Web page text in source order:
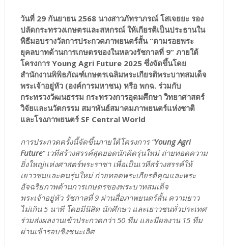
วันที่ 29 กันยายน 2568 นางสาวภัทราภรณ์ โสเจยยะ รอง
ปลัดกระทรวงเกษตรและสหกรณ์ ให้เกียรติเป็นประธานใน
พิธีมอบรางวัลการประกวดภาพยนตร์สั้น “ตามรอยพระ
ยุคลบาทด้านการเกษตรของในหลวงรัชกาลที่ 9” ภายใต้
โครงการ Young Agri Future 2025 ซึ่งจัดขึ้นโดย
สำนักงานพิพิธภัณฑ์เกษตรเฉลิมพระเกียรติพระบาทสมเด็จ
พระเจ้าอยู่หัว (องค์การมหาชน) หรือ พกฉ. ร่วมกับ
กระทรวงวัฒนธรรม กระทรวงการอุดมศึกษา วิทยาศาสตร์
วิจัยและนวัตกรรม สมาพันธ์สมาคมภาพยนตร์แห่งชาติ
และโรงภาพยนตร์ SF Central World
การประกวดครั้งนี้จัดขึ้นภายใต้โครงการ “Young Agri
Future” เวทีสร้างสรรค์สุดยอดนักคิดรุ่นใหม่ ถ่ายทอดความ
ยิ่งใหญ่แห่งศาสตร์พระราชา เพื่อเป็นเวทีสร้างสรรค์ให้
เยาวชนและคนรุ่นใหม่ ถ่ายทอดพระเกียรติคุณและพระ
อัจฉริยภาพด้านการเกษตรของพระบาทสมเด็จ
พระเจ้าอยู่หัว รัชกาลที่ 9 ผ่านสื่อภาพยนตร์สั้น ความยาว
ไม่เกิน 5 นาที โดยมีนิสิต นักศึกษา และเยาวชนทั่วประเทศ
ร่วมส่งผลงานเข้าประกวดกว่า 50 ทีม และมีผลงาน 15 ทีม
ผ่านเข้ารอบชิงชนะเลิศ